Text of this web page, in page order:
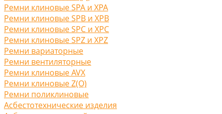
Ремни клиновые SPA и XPA
Ремни клиновые SPB и XPB
Ремни клиновые SPC и XPC
Ремни клиновые SPZ и XPZ
Ремни вариаторные
Ремни вентиляторные
Ремни клиновые AVX
Ремни клиновые Z(O)
Ремни поликлиновые
Асбестотехнические изделия